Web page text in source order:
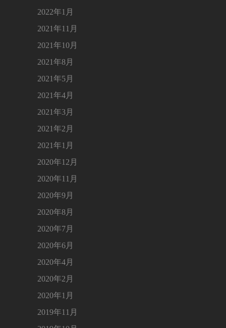
2022年1月
2021年11月
2021年10月
2021年8月
2021年5月
2021年4月
2021年3月
2021年2月
2021年1月
2020年12月
2020年11月
2020年9月
2020年8月
2020年7月
2020年6月
2020年4月
2020年2月
2020年1月
2019年11月